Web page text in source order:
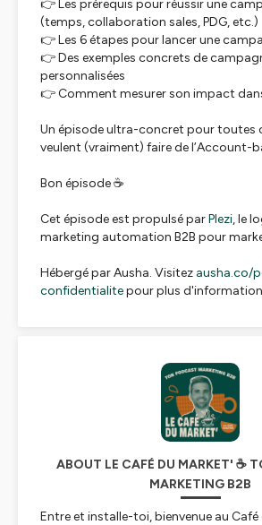
👉 Les prérequis pour réussir une
(temps, collaboration sales, PDG, etc.)
👉 Les 6 étapes pour lancer une
👉 Des exemples concrets de
personnalisées
👉 Comment mesurer son impact
Un épisode ultra-concret pour toutes
veulent (vraiment) faire de l’Account-
Bon épisode ☕
Cet épisode est propulsé parPlezi, le
marketing automation B2B pour
Hébergé par Ausha. Visitez ausha.co/
confidentialitepour plus
ABOUT LE CAFÉ DU MARKET' ☕
MARKETING B2B
Entre et installe-toi, bienvenue au